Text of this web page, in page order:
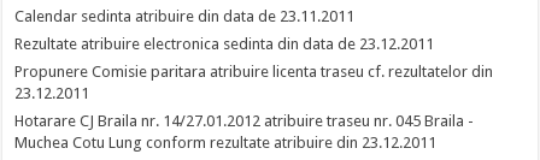
Calendar sedinta atribuire din data de 23.11.2011
Rezultate atribuire electronica sedinta din data de 23.12.2011
Propunere Comisie paritara atribuire licenta traseu cf. rezultatelor din
23.12.2011
Hotarare CJ Braila nr. 14/27.01.2012 atribuire traseu nr. 045 Braila -
Muchea Cotu Lung conform rezultate atribuire din 23.12.2011